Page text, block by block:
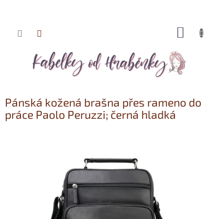
Přejít
Pánská kožená brašna přes rameno do
práce Paolo Peruzzi; černá hladká